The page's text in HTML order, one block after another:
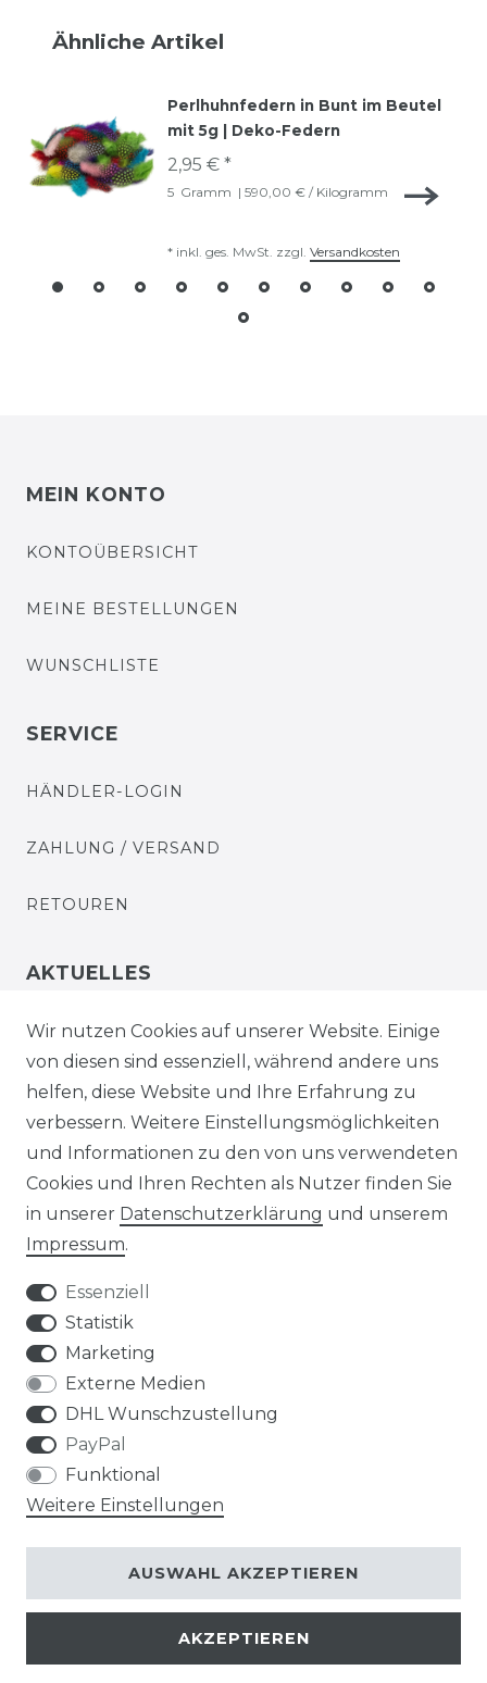
Ähnliche Artikel
Perlhuhnfedern in Bunt im Beutel
mit 5g | Deko-Federn
2,95 € *
5 Gramm | 590,00 € / Kilogramm
* inkl. ges. MwSt. zzgl. Versandkosten
MEIN KONTO
KONTOÜBERSICHT
MEINE BESTELLUNGEN
WUNSCHLISTE
SERVICE
HÄNDLER-LOGIN
ZAHLUNG / VERSAND
RETOUREN
AKTUELLES
STELLENANGEBOTE
NEWSLETTER
Impressum
AGB
VERTRAG WIDERRUFEN
© Copyright 2026 | Alle Rechte vorbehalten.
Wir nutzen Cookies auf unserer Website. Einige
von diesen sind essenziell, während andere uns
helfen, diese Website und Ihre Erfahrung zu
verbessern. Weitere Einstellungsmöglichkeiten
und Informationen zu den von uns verwendeten
Cookies und Ihren Rechten als Nutzer finden Sie
in unserer Daten­schutz­erklärung und unserem
Impressum.
Essenziell
Statistik
Marketing
Externe Medien
DHL Wunschzustellung
PayPal
Funktional
Weitere Einstellungen
AKZEPTIEREN
AUSWAHL AKZEPTIEREN